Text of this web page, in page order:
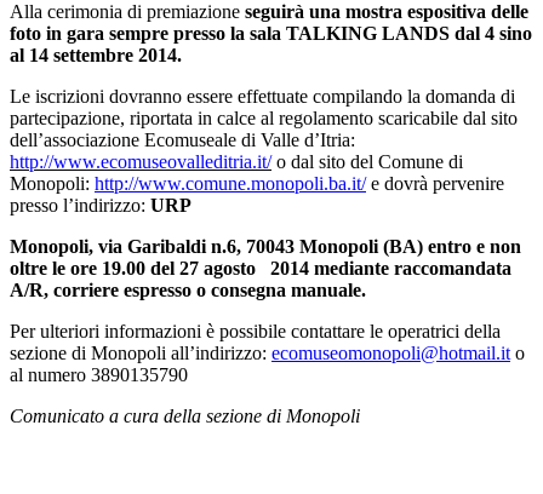
Alla cerimonia di premiazione seguirà una mostra espositiva delle
foto in gara sempre presso la sala TALKING LANDS dal 4 sino
al 14 settembre 2014.
Le iscrizioni dovranno essere effettuate compilando la domanda di
partecipazione, riportata in calce al regolamento scaricabile dal sito
dell’associazione Ecomuseale di Valle d’Itria:
http://www.ecomuseovalleditria.it/o dal sito del Comune di
Monopoli: http://www.comune.monopoli.ba.it/e dovrà pervenire
presso l’indirizzo: URP
Monopoli, via Garibaldi n.6, 70043 Monopoli (BA) entro e non
oltre le ore 19.00 del 27 agosto 2014 mediante raccomandata
A/R, corriere espresso o consegna manuale.
Per ulteriori informazioni è possibile contattare le operatrici della
sezione di Monopoli all’indirizzo: ecomuseomonopoli@hotmail.it o
al numero 3890135790
Comunicato a cura della sezione di Monopoli